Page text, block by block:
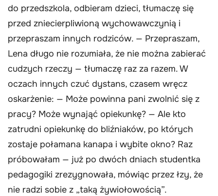
do przedszkola, odbieram dzieci, tłumaczę się
przed zniecierpliwioną wychowawczynią i
przepraszam innych rodziców. — Przepraszam,
Lena długo nie rozumiała, że nie można zabierać
cudzych rzeczy — tłumaczę raz za razem. W
oczach innych czuć dystans, czasem wręcz
oskarżenie: — Może powinna pani zwolnić się z
pracy? Może wynająć opiekunkę? — Ale kto
zatrudni opiekunkę do bliźniaków, po których
zostaje połamana kanapa i wybite okno? Raz
próbowałam — już po dwóch dniach studentka
pedagogiki zrezygnowała, mówiąc przez łzy, że
nie radzi sobie z „taką żywiołowością”.